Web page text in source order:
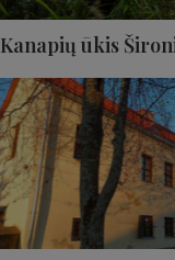
Kanapių ūkis